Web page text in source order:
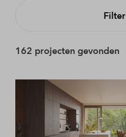
Filter
162 projecten gevonden